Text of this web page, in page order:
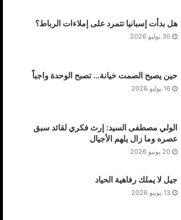
هل بدأت إسبانيا تتمرد على إملاءات الرباط؟
30 يوليو 2026
حين يصبح الصمت خيانة… تصبح الوحدة واجباً
16 يوليو 2026
الولي مصطفى السيد: إرث فكري لقائد سبق
عصره وما زال يلهم الأجيال
20 يونيو 2026
جيل لا يملك رفاهية الحياد
13 يونيو 2026